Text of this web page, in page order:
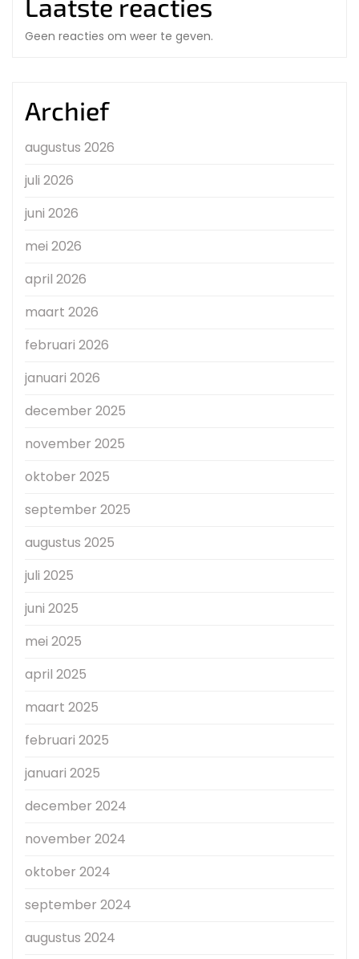
Laatste reacties
Geen reacties om weer te geven.
Archief
augustus 2026
juli 2026
juni 2026
mei 2026
april 2026
maart 2026
februari 2026
januari 2026
december 2025
november 2025
oktober 2025
september 2025
augustus 2025
juli 2025
juni 2025
mei 2025
april 2025
maart 2025
februari 2025
januari 2025
december 2024
november 2024
oktober 2024
september 2024
augustus 2024